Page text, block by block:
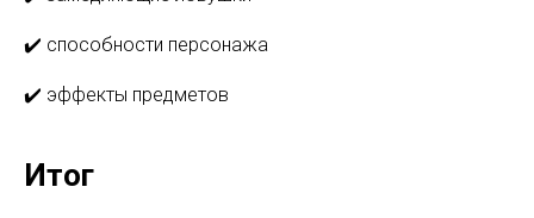
✔️ способности персонажа
✔️ эффекты предметов
Итог